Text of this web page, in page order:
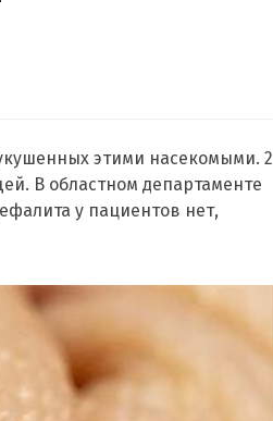
этими насекомыми. 2
В областном департаменте
у пациентов нет,